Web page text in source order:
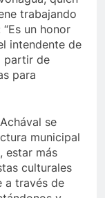
trabajando
un honor
intendente de
partir de
para
se
municipal
estar más
culturales
a través de